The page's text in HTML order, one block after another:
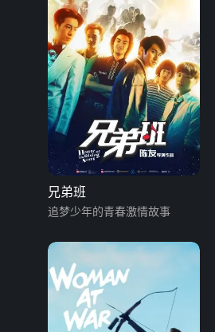
兄弟班
追梦少年的青春激情故事